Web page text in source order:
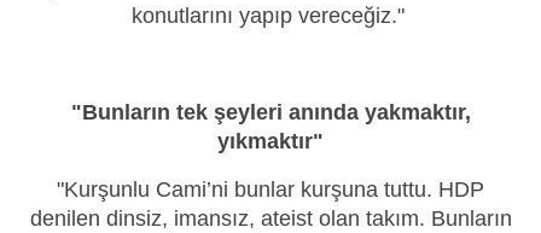
konutlarını yapıp vereceğiz."
"Bunların tek şeyleri anında yakmaktır,
yıkmaktır"
"Kurşunlu Cami’ni bunlar kurşuna tuttu. HDP
denilen dinsiz, imansız, ateist olan takım. Bunların